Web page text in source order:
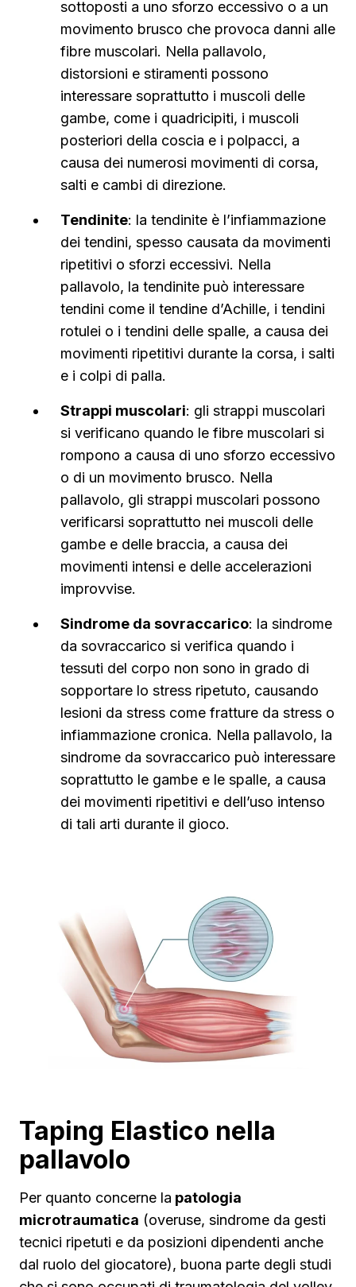
sottoposti a uno sforzo eccessivo o a un
movimento brusco che provoca danni alle
fibre muscolari. Nella pallavolo,
distorsioni e stiramenti possono
interessare soprattutto i muscoli delle
gambe, come i quadricipiti, i muscoli
posteriori della coscia e i polpacci, a
causa dei numerosi movimenti di corsa,
salti e cambi di direzione.
Tendinite: la tendinite è l’infiammazione
dei tendini, spesso causata da movimenti
ripetitivi o sforzi eccessivi. Nella
pallavolo, la tendinite può interessare
tendini come il tendine d’Achille, i tendini
rotulei o i tendini delle spalle, a causa dei
movimenti ripetitivi durante la corsa, i salti
e i colpi di palla.
Strappi muscolari: gli strappi muscolari
si verificano quando le fibre muscolari si
rompono a causa di uno sforzo eccessivo
o di un movimento brusco. Nella
pallavolo, gli strappi muscolari possono
verificarsi soprattutto nei muscoli delle
gambe e delle braccia, a causa dei
movimenti intensi e delle accelerazioni
improvvise.
Sindrome da sovraccarico: la sindrome
da sovraccarico si verifica quando i
tessuti del corpo non sono in grado di
sopportare lo stress ripetuto, causando
lesioni da stress come fratture da stress o
infiammazione cronica. Nella pallavolo, la
sindrome da sovraccarico può interessare
soprattutto le gambe e le spalle, a causa
dei movimenti ripetitivi e dell’uso intenso
di tali arti durante il gioco.
Taping Elastico nella
pallavolo
Per quanto concerne la patologia
microtraumatica (overuse, sindrome da gesti
tecnici ripetuti e da posizioni dipendenti anche
dal ruolo del giocatore), buona parte degli studi